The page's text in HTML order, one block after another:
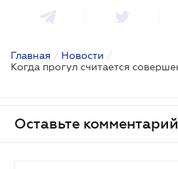
Главная / Новости /
Оставьте комментарий